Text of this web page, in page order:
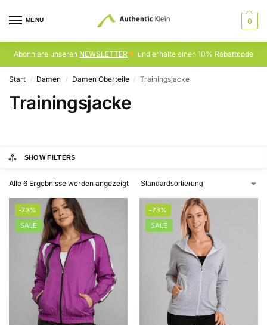
MENU 0
Abonniere unseren NEWSLETTER und erhalte einen 10% Rabattcode
Start / Damen / Damen Oberteile / Trainingsjacke
Trainingsjacke
SHOW FILTERS
Alle 6 Ergebnisse werden angezeigt
-73%
SALE
-73%
SALE